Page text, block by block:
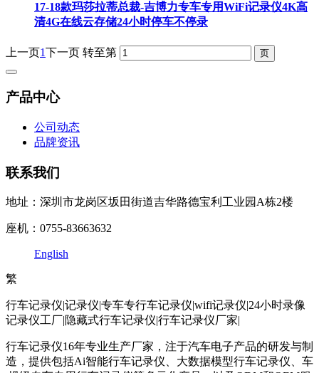
17-18款玛莎拉蒂总裁-吉博力专车专用WiFi记录仪4K高
清4G在线云存储24小时停车不停录
上一页1下一页 转至第
产品中心
公司动态
品牌资讯
联系我们
地址：深圳市龙岗区坂田街道吉华路德宝利工业园A栋2楼
座机：0755-83663632
English
繁
行车记录仪|记录仪|专车专行车记录仪|wifi记录仪|24小时录像
记录仪工厂|隐藏式行车记录仪|行车记录仪厂家|
行车记录仪16年专业生产厂家，注于汽车电子产品的研发与制
造，提供包括Ai智能行车记录仪、大数据模型行车记录仪、车